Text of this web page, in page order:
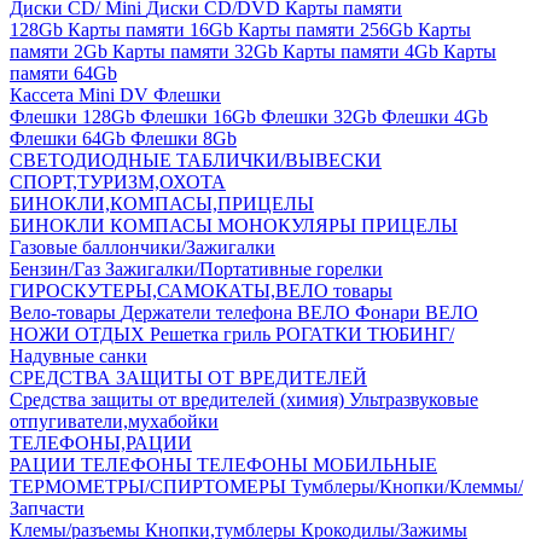
Диски CD/ Mini Диски CD/DVD Карты памяти
128Gb Карты памяти 16Gb Карты памяти 256Gb Карты
памяти 2Gb Карты памяти 32Gb Карты памяти 4Gb Карты
памяти 64Gb
Кассета Mini DV Флешки
Флешки 128Gb Флешки 16Gb Флешки 32Gb Флешки 4Gb
Флешки 64Gb Флешки 8Gb
СВЕТОДИОДНЫЕ ТАБЛИЧКИ/ВЫВЕСКИ
СПОРТ,ТУРИЗМ,ОХОТА
БИНОКЛИ,КОМПАСЫ,ПРИЦЕЛЫ
БИНОКЛИ КОМПАСЫ МОНОКУЛЯРЫ ПРИЦЕЛЫ
Газовые баллончики/Зажигалки
Бензин/Газ Зажигалки/Портативные горелки
ГИРОСКУТЕРЫ,САМОКАТЫ,ВЕЛО товары
Вело-товары Держатели телефона ВЕЛО Фонари ВЕЛО
НОЖИ ОТДЫХ Решетка гриль РОГАТКИ ТЮБИНГ/
Надувные санки
СРЕДСТВА ЗАЩИТЫ ОТ ВРЕДИТЕЛЕЙ
Средства защиты от вредителей (химия) Ультразвуковые
отпугиватели,мухабойки
ТЕЛЕФОНЫ,РАЦИИ
РАЦИИ ТЕЛЕФОНЫ ТЕЛЕФОНЫ МОБИЛЬНЫЕ
ТЕРМОМЕТРЫ/СПИРТОМЕРЫ Тумблеры/Кнопки/Клеммы/
Запчасти
Клемы/разъемы Кнопки,тумблеры Крокодилы/Зажимы